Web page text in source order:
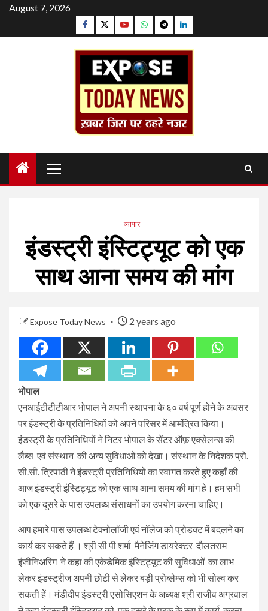
Skip
content
August 7, 2026
Facebook
TwitterYouTubeWhatsapp
TelegramLinkedin
Menu
व्यापार
इंडस्ट्री इंस्टिट्यूट को एक
साथ आना समय की मांग
Expose Today News 2 years ago
भोपाल
एनआईटीटीटीआर भोपाल ने अपनी स्थापना के ६० वर्ष पूर्ण होने के अवसर
पर इंडस्ट्री के प्रतिनिधियों को अपने परिसर में आमंत्रित किया।
इंडस्ट्री के प्रतिनिधियों ने निटर भोपाल के सेंटर ऑफ़ एक्सेलन्स की
लैब्स एवं संस्थान की अन्य सुविधाओं को देखा। संस्थान के निदेशक प्रो.
सी.सी. त्रिपाठी ने इंडस्ट्री प्रतिनिधियों का स्वागत करते हुए कहाँ की
आज इंडस्ट्री इंस्टिट्यूट को एक साथ आना समय की मांग हे। हम सभी
को एक दूसरे के पास उपलब्ध संसाधनों का उपयोग करना चाहिए।
आप हमारे पास उपलब्ध टेक्नोलॉजी एवं नॉलेज को प्रोडक्ट में बदलने का
कार्य कर सकते हैं । श्री सी पी शर्मा मैनेजिंग डायरेक्टर दौलतराम
इंजीनिअरिंग ने कहा की एकेडेमिक इंस्टिट्यूट की सुविधाओं का लाभ
लेकर इंडस्ट्रीज अपनी छोटी से लेकर बड़ी प्रोब्लेम्स को भी सोल्व कर
सकती हें। मंडीदीप इंडस्ट्री एसोसिएशन के अध्यक्ष श्री राजीव अग्रवाल